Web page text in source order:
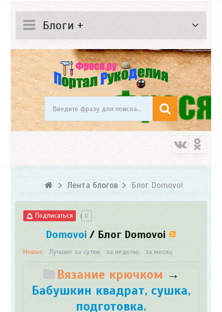
Блоги +
Лента блогов Блог Domovoi
Подписаться 0
Domovoi / Блог Domovoi
Новые Лучшие за сутки за неделю за месяц
Вязание крючком →
Бабушкин квадрат, сушка,
подготовка.